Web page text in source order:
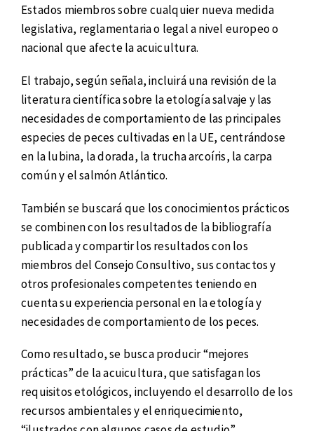
Estados miembros sobre cualquier nueva medida
legislativa, reglamentaria o legal a nivel europeo o
nacional que afecte la acuicultura.
El trabajo, según señala, incluirá una revisión de la
literatura científica sobre la etología salvaje y las
necesidades de comportamiento de las principales
especies de peces cultivadas en la UE, centrándose
en la lubina, la dorada, la trucha arcoíris, la carpa
común y el salmón Atlántico.
También se buscará que los conocimientos prácticos
se combinen con los resultados de la bibliografía
publicada y compartir los resultados con los
miembros del Consejo Consultivo, sus contactos y
otros profesionales competentes teniendo en
cuenta su experiencia personal en la etología y
necesidades de comportamiento de los peces.
Como resultado, se busca producir “mejores
prácticas” de la acuicultura, que satisfagan los
requisitos etológicos, incluyendo el desarrollo de los
recursos ambientales y el enriquecimiento,